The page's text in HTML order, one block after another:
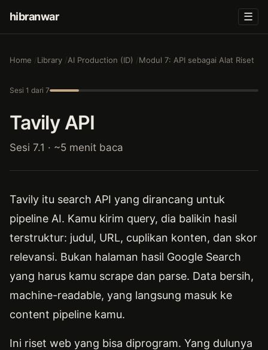
hibranwar ☰
Home Library AI Production (ID) Modul 7: API sebagai Alat Riset
Sesi 1 dari 7
Tavily API
Sesi 7.1 · ~5 menit baca
Tavily itu search API yang dirancang untuk
pipeline AI. Kamu kirim query, dia balikin hasil
terstruktur: judul, URL, cuplikan konten, dan skor
relevansi. Bukan halaman hasil Google Search
yang harus kamu scrape dan parse. Data bersih,
machine-readable, yang langsung masuk ke
content pipeline kamu.
Ini riset web yang bisa diprogram. Yang dulunya